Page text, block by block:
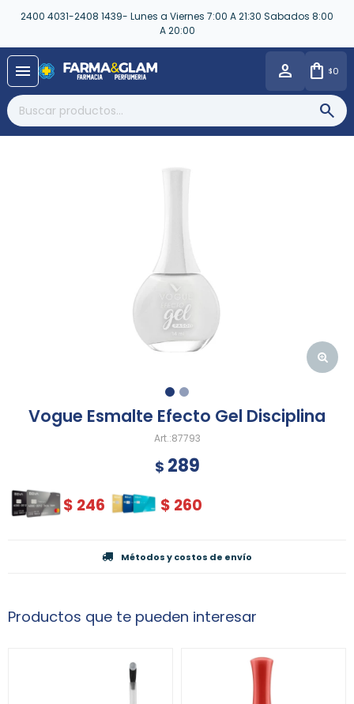
2400 4031-2408 1439- Lunes a Viernes 7:00 A 21:30 Sabados 8:00
A 20:00
menu $0
Vogue Esmalte Efecto Gel Disciplina
87793
$ 289
$ 246 $ 260
Métodos y costos de envío
Productos que te pueden interesar